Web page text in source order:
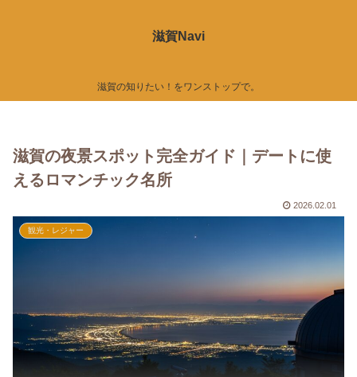
滋賀Navi
滋賀の知りたい！をワンストップで。
滋賀の夜景スポット完全ガイド｜デートに使
えるロマンチック名所
2026.02.01
観光・レジャー